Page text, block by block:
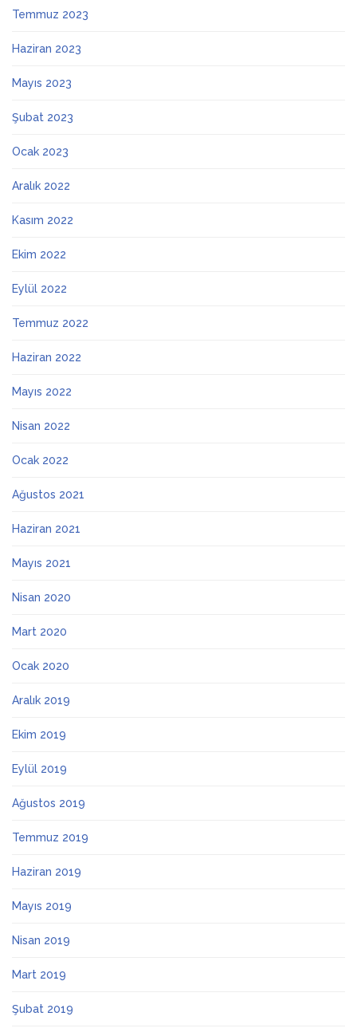
Temmuz 2023
Haziran 2023
Mayıs 2023
Şubat 2023
Ocak 2023
Aralık 2022
Kasım 2022
Ekim 2022
Eylül 2022
Temmuz 2022
Haziran 2022
Mayıs 2022
Nisan 2022
Ocak 2022
Ağustos 2021
Haziran 2021
Mayıs 2021
Nisan 2020
Mart 2020
Ocak 2020
Aralık 2019
Ekim 2019
Eylül 2019
Ağustos 2019
Temmuz 2019
Haziran 2019
Mayıs 2019
Nisan 2019
Mart 2019
Şubat 2019